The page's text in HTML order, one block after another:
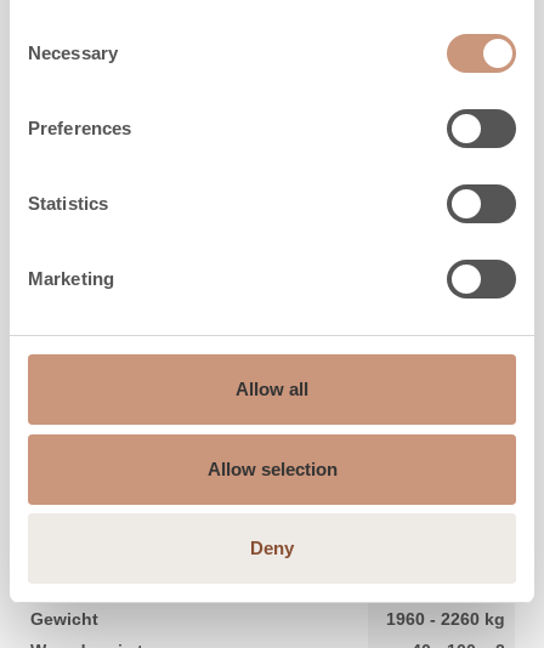
Selection
Necessary
Preferences
Statistics
Marketing
Allow all
Allow selection
Deny
TLU2000/92
Diepte
690mm
Gewicht
1960 - 2260 kg